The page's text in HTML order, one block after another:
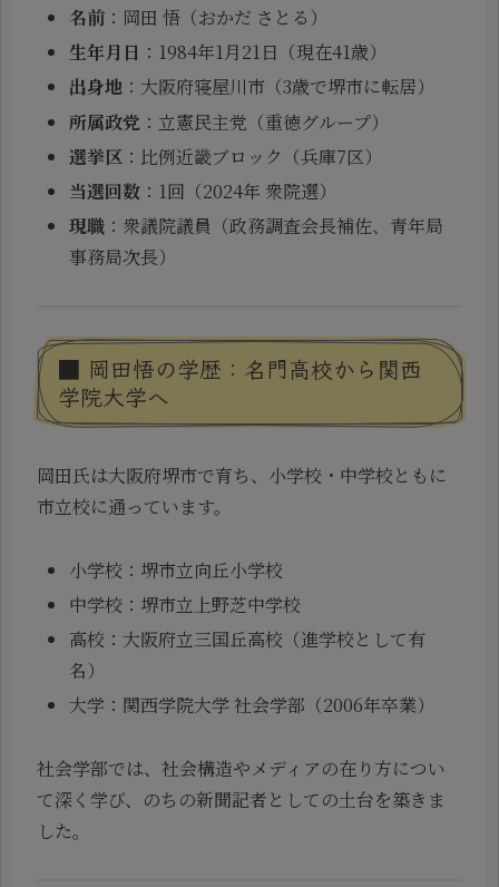
名前 ：岡田 悟（おかだ さとる）
生年月日 ：1984年1月21日（現在41歳）
出身地 ：大阪府寝屋川市（3歳で堺市に転居）
所属政党 ：立憲民主党（重徳グループ）
選挙区 ：比例近畿ブロック（兵庫7区）
当選回数 ：1回（2024年 衆院選）
現職 ：衆議院議員（政務調査会長補佐、青年局
事務局次長）
■ 岡田悟の学歴：名門高校から関西
学院大学へ
岡田氏は大阪府堺市で育ち、小学校・中学校ともに
市立校に通っています。
小学校：堺市立向丘小学校
中学校：堺市立上野芝中学校
高校：大阪府立三国丘高校（進学校として有
名）
大学：関西学院大学 社会学部（2006年卒業）
社会学部では、社会構造やメディアの在り方につい
て深く学び、のちの新聞記者としての土台を築きま
した。